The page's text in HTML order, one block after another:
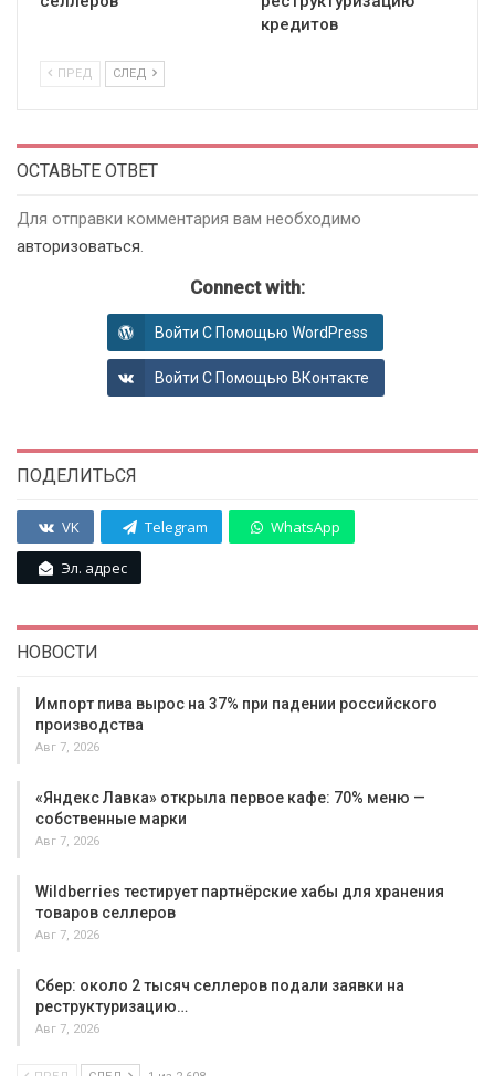
кредитов
ПРЕД СЛЕД
ОСТАВЬТЕ ОТВЕТ
Для отправки комментария вам необходимо
авторизоваться.
Connect with:
Войти С Помощью WordPress
Войти С Помощью ВКонтакте
ПОДЕЛИТЬСЯ
VK Telegram WhatsApp
Эл. адрес
НОВОСТИ
Импорт пива вырос на 37% при падении российского
производства
Авг 7, 2026
«Яндекс Лавка» открыла первое кафе: 70% меню —
собственные марки
Авг 7, 2026
Wildberries тестирует партнёрские хабы для хранения
товаров селлеров
Авг 7, 2026
Сбер: около 2 тысяч селлеров подали заявки на
реструктуризацию…
Авг 7, 2026